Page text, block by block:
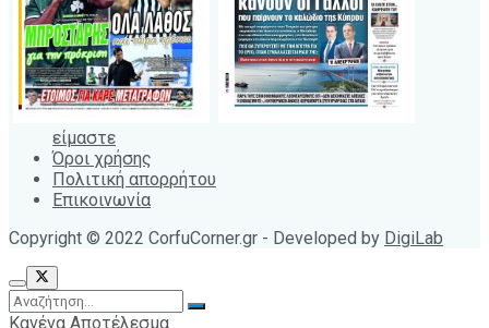
είμαστε
Όροι χρήσης
Πολιτική απορρήτου
Επικοινωνία
Copyright © 2022 CorfuCorner.gr - Developed by DigiLab
Κανένα Αποτέλεσμα